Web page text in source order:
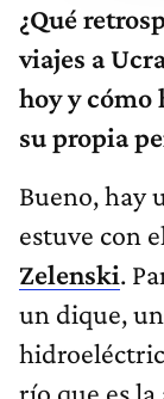
¿Qué
viajes a
hoy y cómo
su propia
Bueno, hay
estuve con
Zelenski.
un dique,
río que es